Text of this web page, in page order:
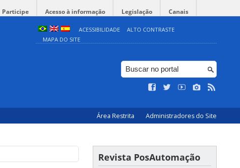
Participe Acesso à informação Legislação Canais
ACESSIBILIDADE
ALTO CONTRASTE
MAPA DO SITE
Área Restrita Administradores do Site
Revista PosAutomação